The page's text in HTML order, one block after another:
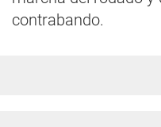
contrabando.